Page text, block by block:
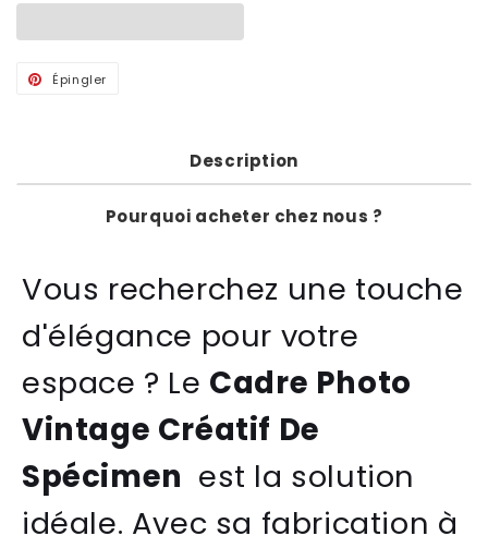
Épingler
Description
Pourquoi acheter chez nous ?
Vous recherchez une touche
d'élégance pour votre
espace ? Le Cadre Photo
Vintage Créatif De
Spécimen est la solution
idéale. Avec sa fabrication à